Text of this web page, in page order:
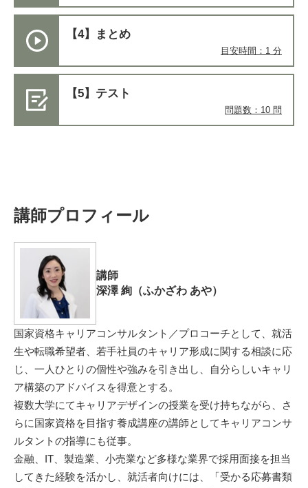
【4】まとめ
目安時間：1 分
【5】テスト
問題数：10 問
講師プロフィール
講師
深澤 絢（ふかざわ あや）
国家資格キャリアコンサルタント／プロコーチとして、就活
生や転職希望者、若手社員のキャリア形成に関する相談に応
じ、一人ひとりの個性や強みを引き出し、自分らしいキャリ
ア構築のアドバイスを得意とする。
複数大学にてキャリアデザインの授業を受け持ちながら、さ
らに国家資格を目指す養成講座の講師としてキャリアコンサ
ルタントの指導にも従事。
金融、IT、製造業、小売業など多様な業界で採用面接を担当
してきた経験を活かし、就活者向けには、「受かる応募書類